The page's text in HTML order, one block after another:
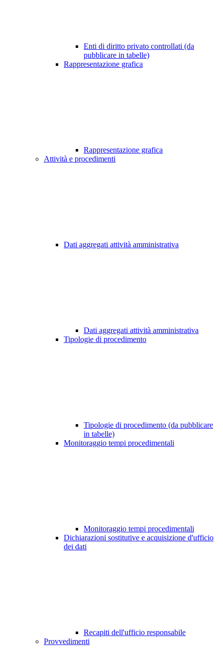
Enti di diritto privato controllati (da
pubblicare in tabelle)
Rappresentazione grafica
Rappresentazione grafica
Attività e procedimenti
Dati aggregati attività amministrativa
Dati aggregati attività amministrativa
Tipologie di procedimento
Tipologie di procedimento (da pubblicare
in tabelle)
Monitoraggio tempi procedimentali
Monitoraggio tempi procedimentali
Dichiarazioni sostitutive e acquisizione d'ufficio
dei dati
Recapiti dell'ufficio responsabile
Provvedimenti